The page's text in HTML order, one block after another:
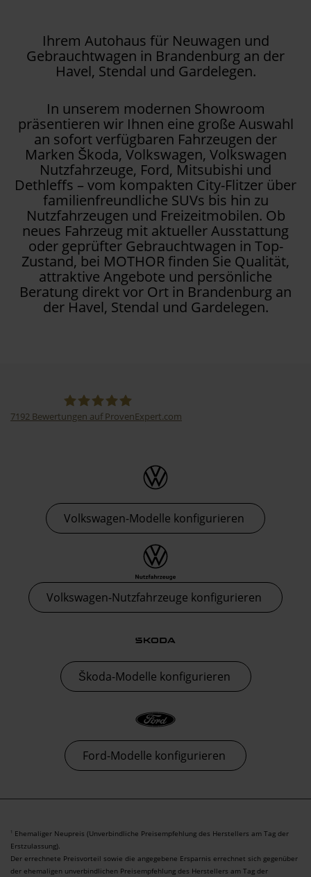
Ihrem Autohaus für Neuwagen und
Gebrauchtwagen in Brandenburg an der
Havel, Stendal und Gardelegen.
In unserem modernen Showroom
präsentieren wir Ihnen eine große Auswahl
an sofort verfügbaren Fahrzeugen der
Marken Škoda, Volkswagen, Volkswagen
Nutzfahrzeuge, Ford, Mitsubishi und
Dethleffs – vom kompakten City-Flitzer über
familienfreundliche SUVs bis hin zu
Nutzfahrzeugen und Freizeitmobilen. Ob
neues Fahrzeug mit aktueller Ausstattung
oder geprüfter Gebrauchtwagen in Top-
Zustand, bei MOTHOR finden Sie Qualität,
attraktive Angebote und persönliche
Beratung direkt vor Ort in Brandenburg an
der Havel, Stendal und Gardelegen.
7192 Bewertungen auf ProvenExpert.com
Volkswagen-Modelle konfigurieren
Volkswagen-Nutzfahrzeuge konfigurieren
Škoda-Modelle konfigurieren
Ford-Modelle konfigurieren
1 Ehemaliger Neupreis (Unverbindliche Preisempfehlung des Herstellers am Tag der
Erstzulassung).
Der errechnete Preisvorteil sowie die angegebene Ersparnis errechnet sich gegenüber
der ehemaligen unverbindlichen Preisempfehlung des Herstellers am Tag der